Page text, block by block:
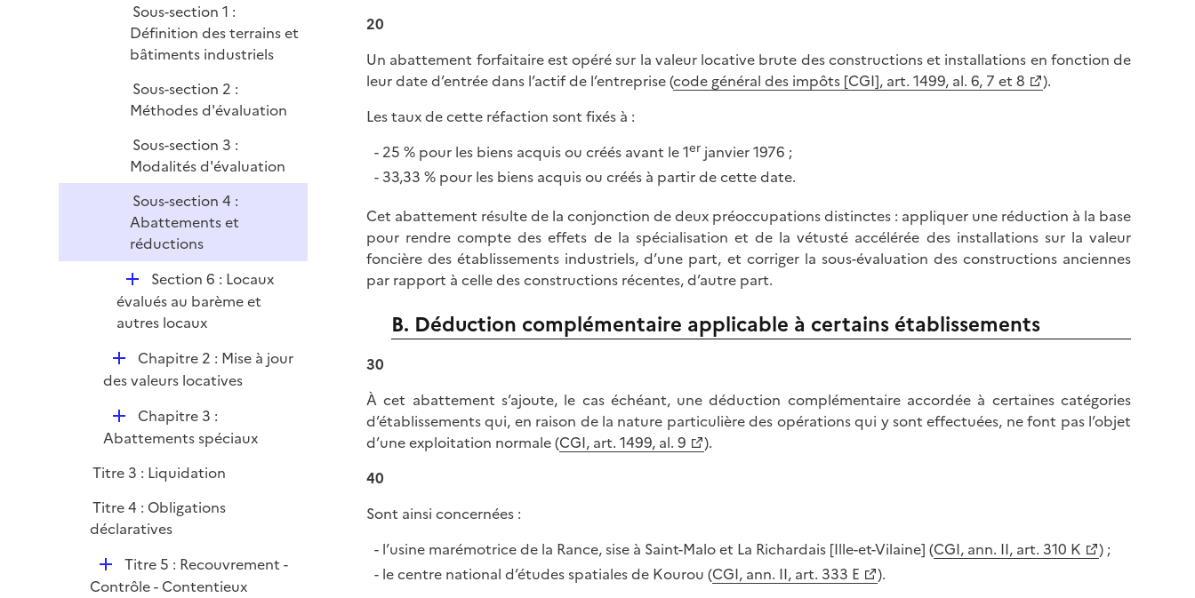
l
i
e
Sous-section 1 :
Définition des terrains et
bâtiments industriels
Sous-section 2 :
Méthodes d'évaluation
Sous-section 3 :
Modalités d'évaluation
Sous-section 4 :
Abattements et
réductions
D
é
p
i
e
r
Section 6 : Locaux
évalués au barème et
autres locaux
D
é
i
e
r
Chapitre 2 : Mise à jour
des valeurs locatives
D
é
l
i
e
Chapitre 3 :
Abattements spéciaux
Titre 3 : Liquidation
Titre 4 : Obligations
déclaratives
D
é
Titre 5 : Recouvrement -
Contrôle - Contentieux
20
Un abattement forfaitaire est opéré sur la valeur locative brute des constructions et installations en fonction de
leur date d’entrée dans l’actif de l’entreprise (code général des impôts [CGI], art. 1499, al. 6, 7 et 8
).
Les taux de cette réfaction sont fixés à :
25 % pour les biens acquis ou créés avant le 1erjanvier 1976 ;
33,33 % pour les biens acquis ou créés à partir de cette date.
Cet abattement résulte de la conjonction de deux préoccupations distinctes : appliquer une réduction à la base
pour rendre compte des effets de la spécialisation et de la vétusté accélérée des installations sur la valeur
foncière des établissements industriels, d’une part, et corriger la sous-évaluation des constructions anciennes
par rapport à celle des constructions récentes, d’autre part.
B. Déduction complémentaire applicable à certains établissements
30
À cet abattement s’ajoute, le cas échéant, une déduction complémentaire accordée à certaines catégories
d’établissements qui, en raison de la nature particulière des opérations qui y sont effectuées, ne font pas l’objet
d’une exploitation normale (CGI, art. 1499, al. 9
).
40
Sont ainsi concernées :
l’usine marémotrice de la Rance, sise à Saint-Malo et La Richardais [Ille-et-Vilaine] (CGI, ann. II, art. 310 K
) ;
le centre national d’études spatiales de Kourou (CGI, ann. II, art. 333 E
).